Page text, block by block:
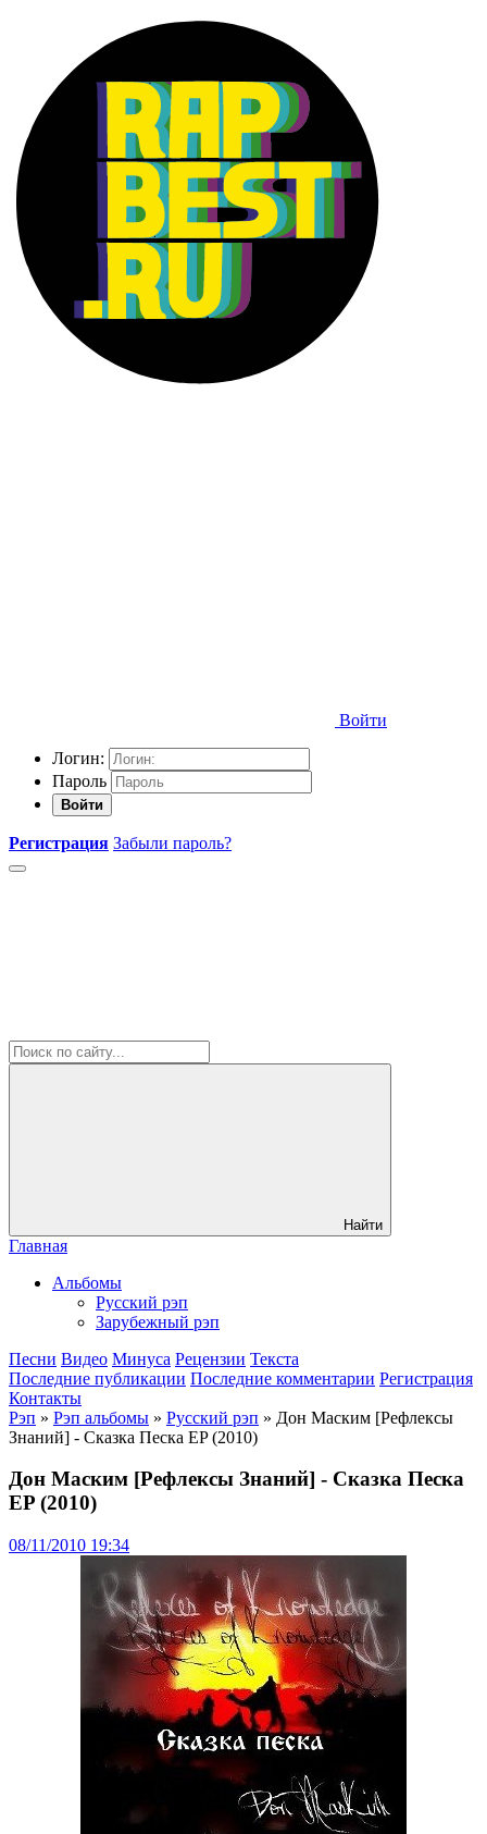
Войти
Логин:
Пароль
Войти
Регистрация Забыли пароль?
Найти
Главная
Альбомы
Русский рэп
Зарубежный рэп
Песни Видео Минуса Рецензии Текста
Последние публикации Последние комментарии Регистрация
Контакты
Рэп » Рэп альбомы » Русский рэп » Дон Маским [Рефлексы
Знаний] - Сказка Песка EP (2010)
Дон Маским [Рефлексы Знаний] - Сказка Песка
EP (2010)
08/11/2010 19:34